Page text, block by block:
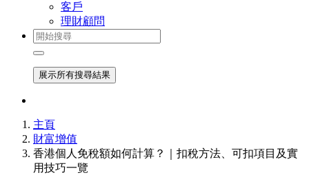
客戶
理財顧問
展示所有搜尋結果
主頁
財富增值
香港個人免稅額如何計算？｜扣稅方法、可扣項目及實
用技巧一覽